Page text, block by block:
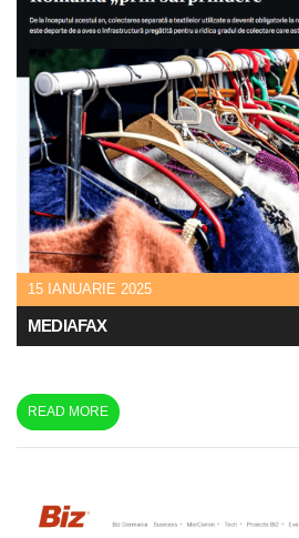
15 IANUARIE 2025
MEDIAFAX
READ MORE